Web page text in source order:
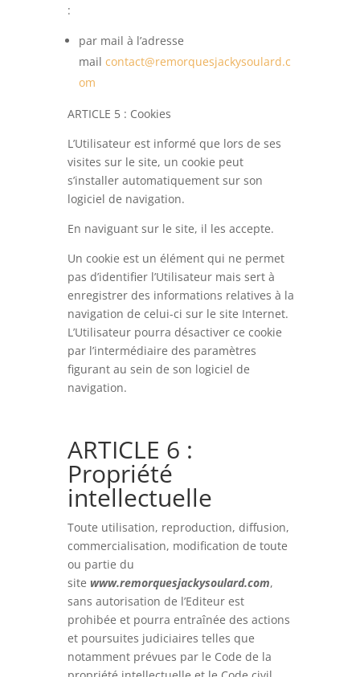
:
par mail à l’adresse
mailcontact@remorquesjackysoulard.c
om
ARTICLE 5 : Cookies
L’Utilisateur est informé que lors de ses
visites sur le site, un cookie peut
s’installer automatiquement sur son
logiciel de navigation.
En naviguant sur le site, il les accepte.
Un cookie est un élément qui ne permet
pas d’identifier l’Utilisateur mais sert à
enregistrer des informations relatives à la
navigation de celui-ci sur le site Internet.
L’Utilisateur pourra désactiver ce cookie
par l’intermédiaire des paramètres
figurant au sein de son logiciel de
navigation.
ARTICLE 6 :
Propriété
intellectuelle
Toute utilisation, reproduction, diffusion,
commercialisation, modification de toute
ou partie du
site www.remorquesjackysoulard.com,
sans autorisation de l’Editeur est
prohibée et pourra entraînée des actions
et poursuites judiciaires telles que
notamment prévues par le Code de la